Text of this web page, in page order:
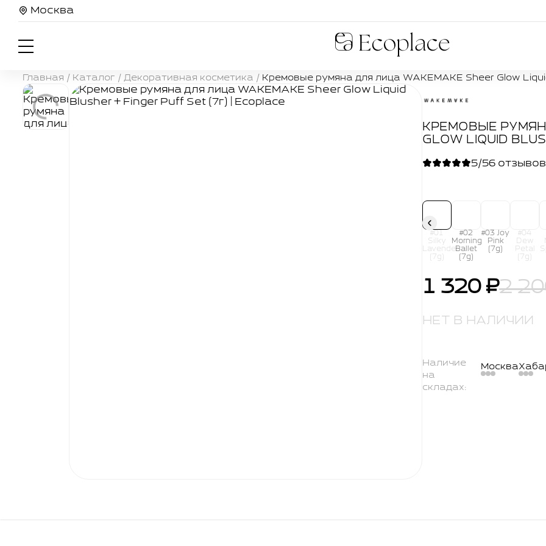
Москва
Ecoplace
Главная / Каталог / Декоративная косметика / Кремовые румяна для лица WAKEMAKE Sheer Glow
КРЕМОВЫЕ
GLOW LIQUID
5/56 отзывов
#01
Silky
Lavender
(7g)
#02
Morning
Ballet
(7g)
#03 Joy
Pink
(7g)
#04
Dew
Petal
(7g)
1 320 ₽2
НЕТ В НАЛИЧИИ
Наличие
на
складах:
Москва